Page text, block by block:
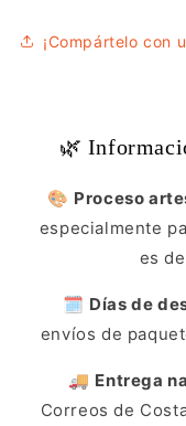
¡Compártelo con
🌿
🎨 Proceso
especialmente
es de
🗓️ Días de
envíos de
🚚 Entrega
Correos de